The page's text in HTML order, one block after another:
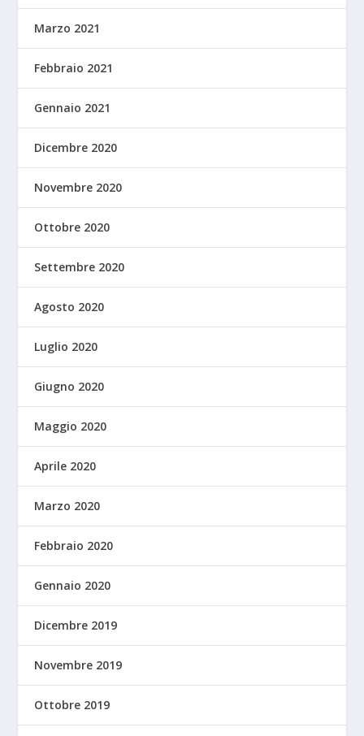
Marzo 2021
Febbraio 2021
Gennaio 2021
Dicembre 2020
Novembre 2020
Ottobre 2020
Settembre 2020
Agosto 2020
Luglio 2020
Giugno 2020
Maggio 2020
Aprile 2020
Marzo 2020
Febbraio 2020
Gennaio 2020
Dicembre 2019
Novembre 2019
Ottobre 2019